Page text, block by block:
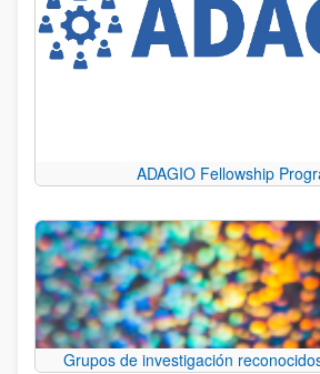
ADAGIO Fellowship
Grupos de investigación